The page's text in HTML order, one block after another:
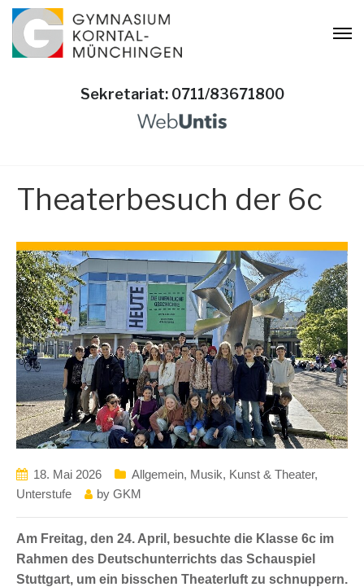
Sekretariat: 0711/83671800
Theaterbesuch der 6c
18. Mai 2026 Allgemein, Musik, Kunst & Theater,
Unterstufe
by GKM
Am Freitag, den 24. April, besuchte die Klasse 6c im
Rahmen des Deutschunterrichts das Schauspiel
Stuttgart, um ein bisschen Theaterluft zu schnuppern.